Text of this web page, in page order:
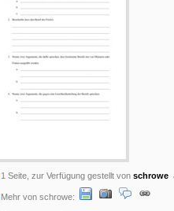
1 Seite, zur Verfügung gestellt von schrowe
Mehr von schrowe: